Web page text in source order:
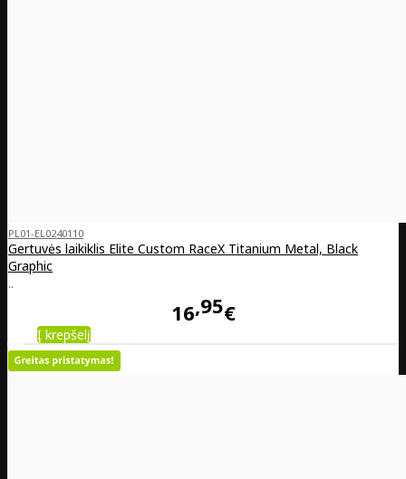
PL01-EL0240110
Gertuvės laikiklis Elite Custom RaceX Titanium Metal, Black
Graphic
..
16 95€
Į krepšelį